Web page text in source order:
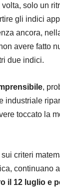
volta, solo un
gli indici
ancora,
avere fatto
due indici.
,
industriale
toccato la
criteri
continuano
il 12 luglio e